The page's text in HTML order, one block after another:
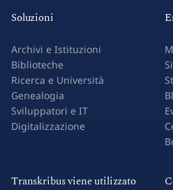
Soluzioni
Archivi e Istituzioni
Biblioteche
Ricerca e Università
Genealogia
Sviluppatori e IT
Digitalizzazione
Transkribus viene utilizzato